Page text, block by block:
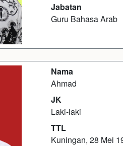
Jabatan
Guru Bahasa Arab
Nama
Ahmad
JK
Laki-laki
TTL
Kuningan, 28 Mei